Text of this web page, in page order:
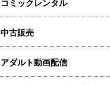
コミックレンタル
中古販売
アダルト動画配信